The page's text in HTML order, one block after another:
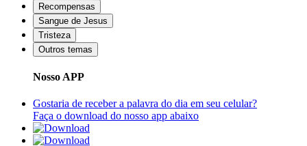
Recompensas
Sangue de Jesus
Tristeza
Outros temas
Nosso APP
Gostaria de receber a palavra do dia em seu celular?
Faça o download do nosso app abaixo